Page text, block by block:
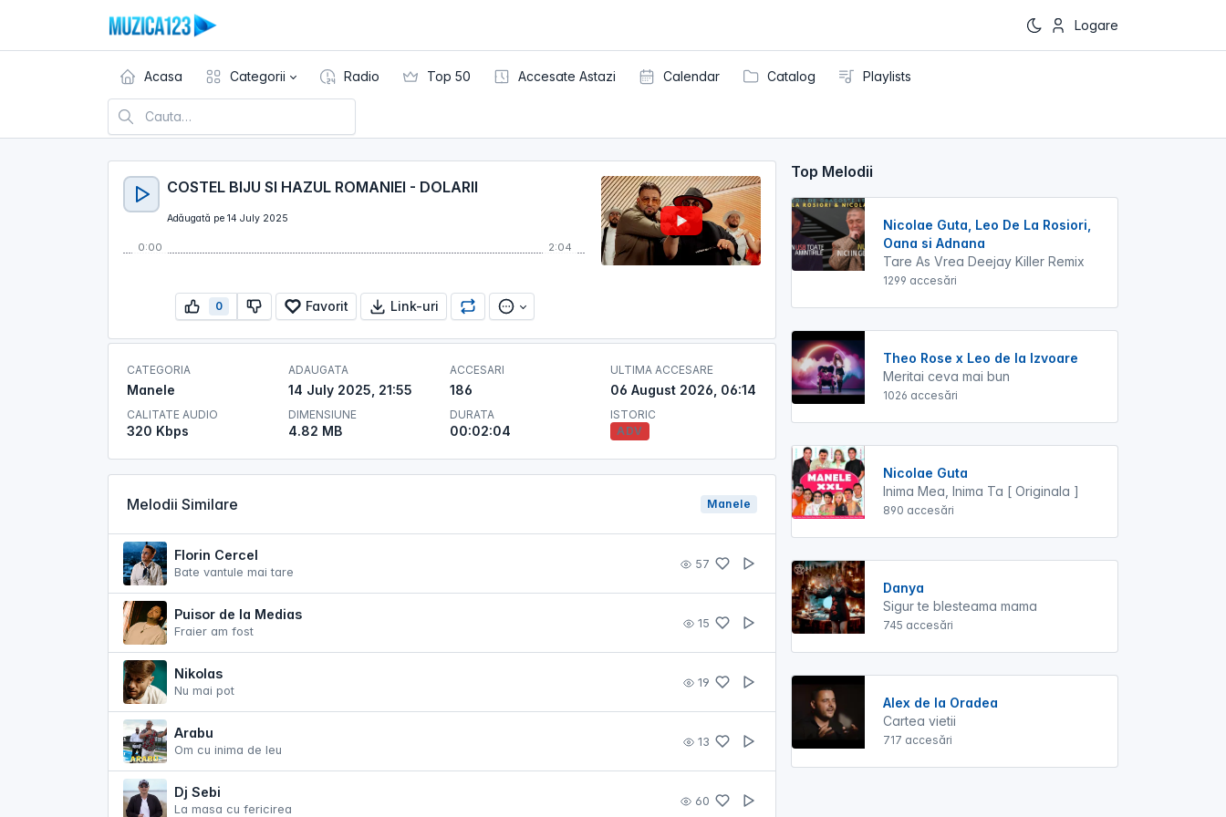
Logare
Acasa Categorii Radio Top 50 Accesate Astazi Calendar Catalog Playlists
COSTEL BIJU SI HAZUL ROMANIEI - DOLARII
Adăugată pe 14 July 2025
0:00 2:04
0 Favorit Link-uri
CATEGORIA
Manele
CALITATE AUDIO
320 Kbps
ADAUGATA
14 July 2025, 21:55
DIMENSIUNE
4.82 MB
ACCESARI
186
DURATA
00:02:04
ULTIMA ACCESARE
06 August 2026, 06:14
ISTORIC
ADV
Melodii Similare Manele
Florin Cercel
Bate vantule mai tare
57
Puisor de la Medias
Fraier am fost
15
Nikolas
Nu mai pot
19
Arabu
Om cu inima de leu
13
Dj Sebi
La masa cu fericirea
60
Top Melodii
Nicolae Guta, Leo De La Rosiori,
Oana si Adnana
Tare As Vrea Deejay Killer Remix
1299 accesări
Theo Rose x Leo de la Izvoare
Meritai ceva mai bun
1026 accesări
Nicolae Guta
Inima Mea, Inima Ta [ Originala ]
890 accesări
Danya
Sigur te blesteama mama
745 accesări
Alex de la Oradea
Cartea vietii
717 accesări